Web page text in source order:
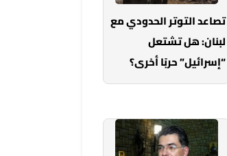
تصاعد التوتر الحدودي مع
لبنان: هل تشتعل
“إسرائيل” حربًا أخرى؟